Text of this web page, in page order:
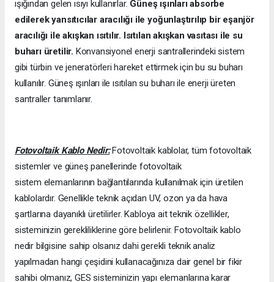
ışığından gelen ısıyı kullanırlar. Güneş ışınları absorbe
edilerek yansıtıcılar aracılığı ile yoğunlaştırılıp bir eşanjör
aracılığı ile akışkan ısıtılır. Isıtılan akışkan vasıtası ile su
buharı üretilir. Konvansiyonel enerji santrallerindeki sistem
gibi türbin ve jeneratörleri hareket ettirmek için bu su buharı
kullanılır. Güneş ışınları ile ısıtılan su buharı ile enerji üreten
santraller tanımlanır.
Fotovoltaik Kablo Nedir:Fotovoltaik kablolar, tüm fotovoltaik
sistemler ve güneş panellerinde fotovoltaik
sistem elemanlarının bağlantılarında kullanılmak için üretilen
kablolardır. Genellikle teknik açıdan UV, ozon ya da hava
şartlarına dayanıklı üretilirler. Kabloya ait teknik özellikler,
sisteminizin gerekliliklerine göre belirlenir. Fotovoltaik kablo
nedir bilgisine sahip olsanız dahi gerekli teknik analiz
yapılmadan hangi çeşidini kullanacağınıza dair genel bir fikir
sahibi olmanız, GES sisteminizin yapı elemanlarına karar